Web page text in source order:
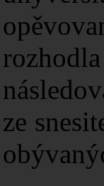
ze